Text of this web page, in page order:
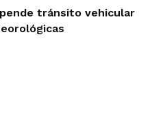
tránsito vehicular